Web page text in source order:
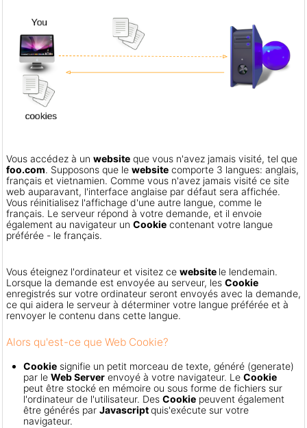
Vous accédez à un website que vous n'avez jamais visité, tel que
foo.com. Supposons que le website comporte 3 langues: anglais,
français et vietnamien. Comme vous n'avez jamais visité ce site
web auparavant, l'interface anglaise par défaut sera affichée.
Vous réinitialisez l'affichage d'une autre langue, comme le
français. Le serveur répond à votre demande, et il envoie
également au navigateur un Cookie contenant votre langue
préférée - le français.
Vous éteignez l'ordinateur et visitez ce website le lendemain.
Lorsque la demande est envoyée au serveur, les Cookie
enregistrés sur votre ordinateur seront envoyés avec la demande,
ce qui aidera le serveur à déterminer votre langue préférée et à
renvoyer le contenu dans cette langue.
Alors qu'est-ce que Web Cookie?
Cookie signifie un petit morceau de texte, généré (generate)
par le Web Server envoyé à votre navigateur. Le Cookie
peut être stocké en mémoire ou sous forme de fichiers sur
l'ordinateur de l'utilisateur. Des Cookie peuvent également
être générés par Javascriptquis'exécute sur votre
navigateur.